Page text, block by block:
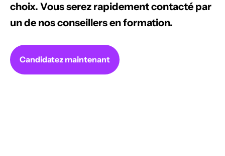
choix. Vous serez rapidement contacté par
un de nos conseillers en formation.
Candidatez maintenant